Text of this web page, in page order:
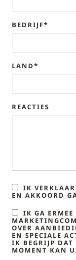
BEDRIJF*
LAND*
REACTIES
IK
EN AKKOORD
IK GA ERMEE
OVER
EN SPECIALE
IK BEGRIJP
MOMENT KAN